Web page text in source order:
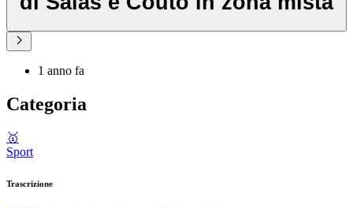
1 anno fa
Categoria
🥇
Sport
Trascrizione